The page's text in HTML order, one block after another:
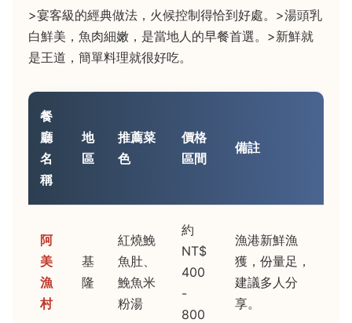
>宴客級的經典做法，火候控制得恰到好處。>湯頭乳
白鮮美，魚肉細嫩，是當地人的早餐首選。>新鮮就
是王道，簡單料理就很好吃。
餐
廳
名
稱
地
區
推薦菜
色
價格
區間
備註
阿
美
漁
村
基
隆
紅燒鮸
魚肚、
鮸魚米
粉湯
約
NT$
400
-
800
漁港新鮮漁
獲，份量足，
建議多人分
享。